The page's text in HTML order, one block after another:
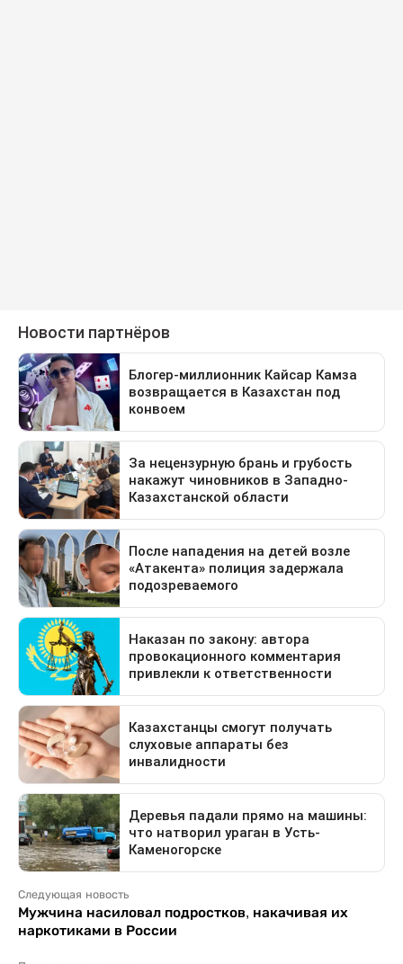
Следующая новость
Мужчина насиловал подростков, накачивая их
наркотиками в России